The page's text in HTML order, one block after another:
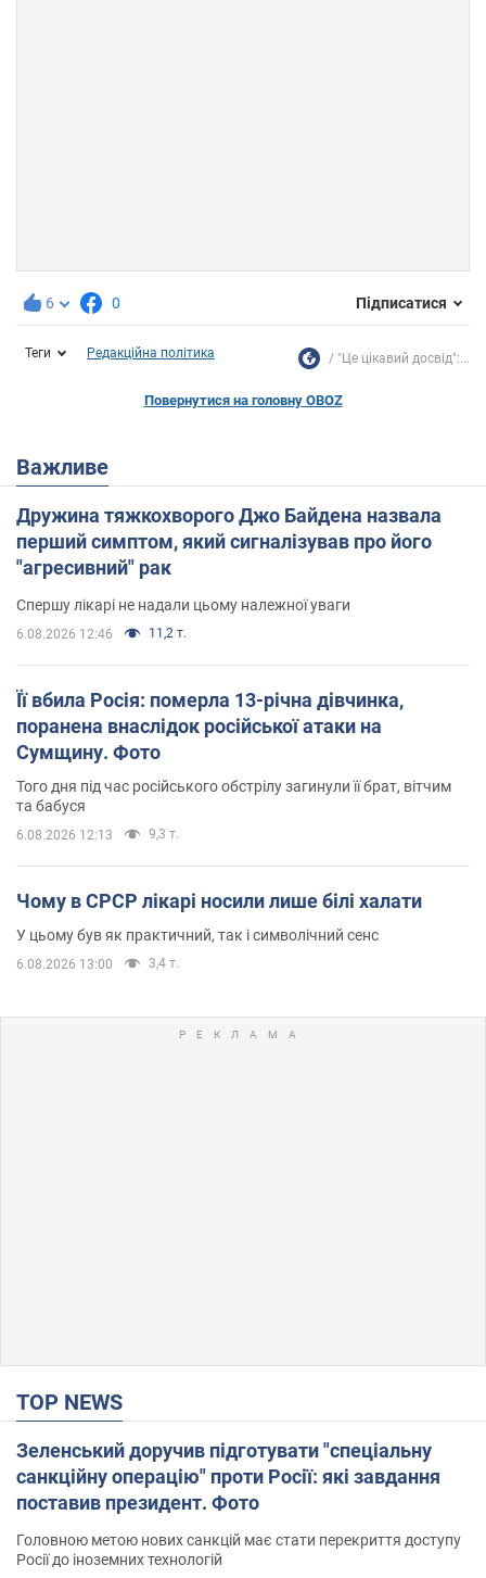
6 0 Підписатися
Теги Редакційна політика "Це цікавий досвід":...
Повернутися на головну OBOZ
Важливе
Дружина тяжкохворого Джо Байдена назвала
перший симптом, який сигналізував про його
"агресивний" рак
Спершу лікарі не надали цьому належної уваги
6.08.2026 12:46 11,2 т.
Її вбила Росія: померла 13-річна дівчинка,
поранена внаслідок російської атаки на
Сумщину. Фото
Того дня під час російського обстрілу загинули її брат, вітчим
та бабуся
6.08.2026 12:13 9,3 т.
Чому в СРСР лікарі носили лише білі халати
У цьому був як практичний, так і символічний сенс
6.08.2026 13:00 3,4 т.
TOP NEWS
Зеленський доручив підготувати "спеціальну
санкційну операцію" проти Росії: які завдання
поставив президент. Фото
Головною метою нових санкцій має стати перекриття доступу
Росії до іноземних технологій